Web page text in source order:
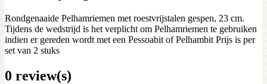
Rondgenaaide Pelhamriemen met roestvrijstalen gespen, 23 cm.
Tijdens de wedstrijd is het verplicht om Pelhamriemen te gebruiken
indien er gereden wordt met een Pessoabit of Pelhambit Prijs is per
set van 2 stuks
0 review(s)